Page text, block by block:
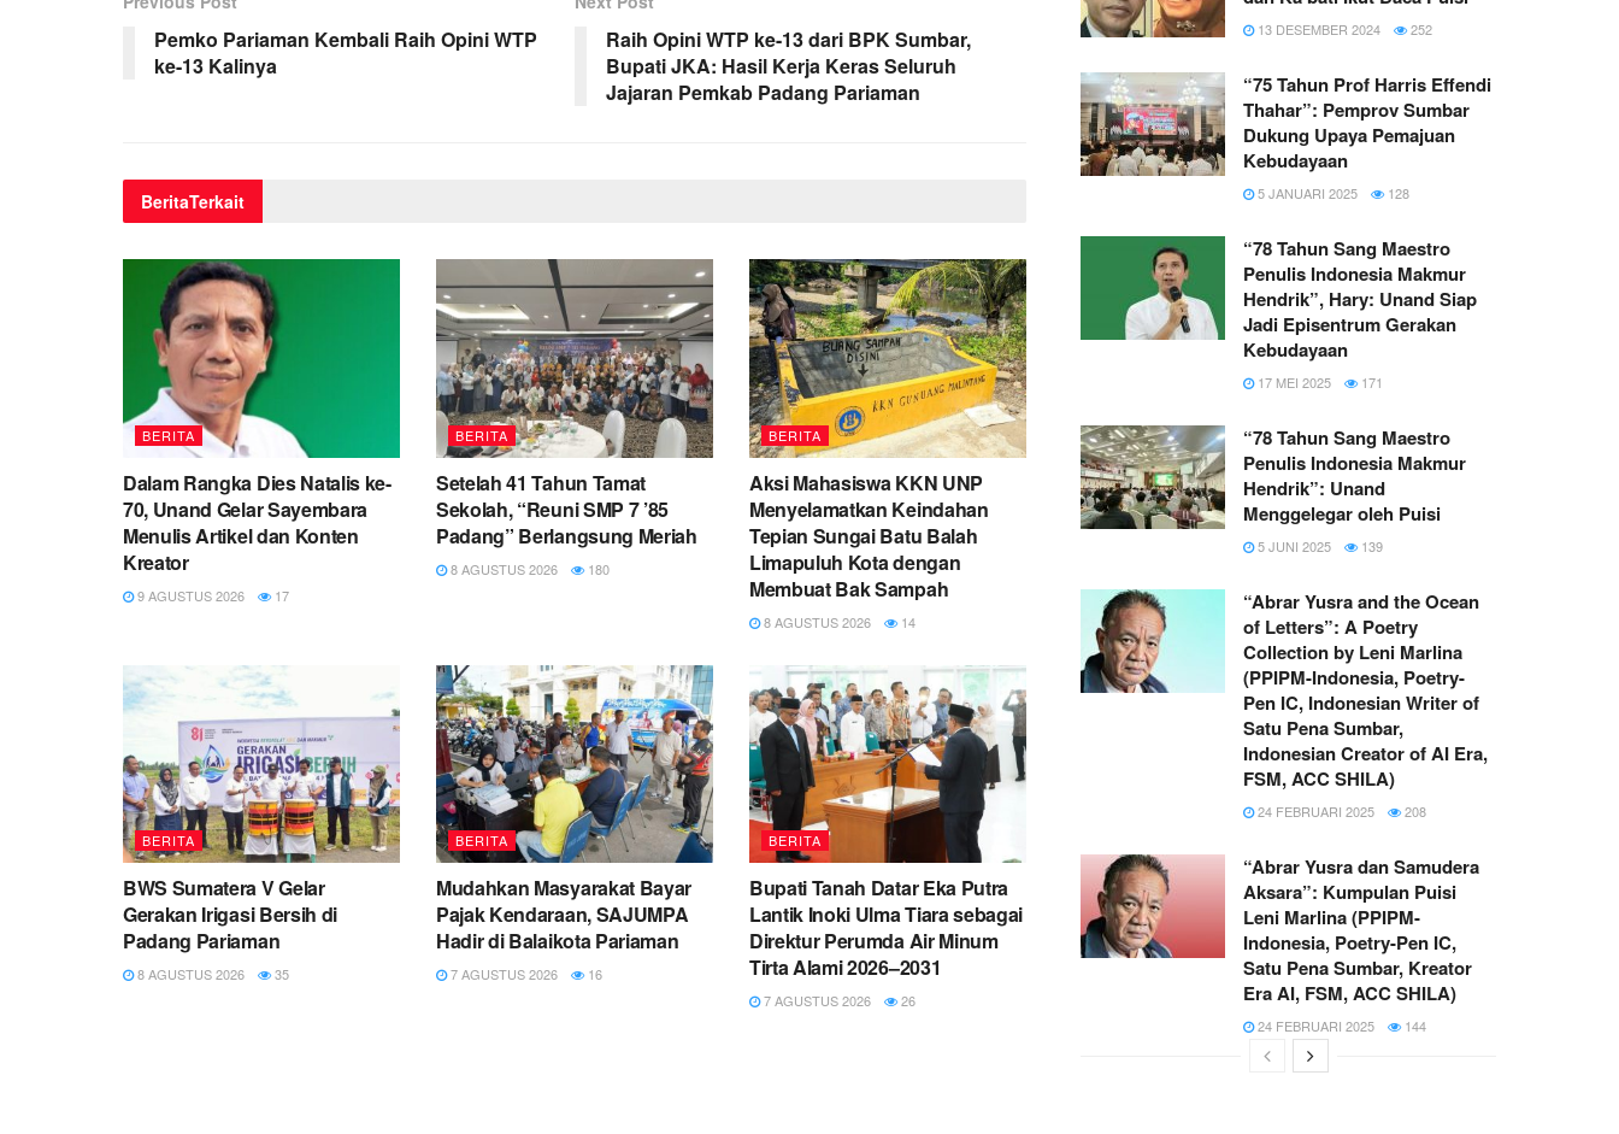
Pemko Pariaman Kembali Raih Opini WTP
ke-13 Kalinya
Raih Opini WTP ke-13 dari BPK Sumbar,
Bupati JKA: Hasil Kerja Keras Seluruh
Jajaran Pemkab Padang Pariaman
BeritaTerkait
BERITA
Dalam Rangka Dies Natalis ke-
70, Unand Gelar Sayembara
Menulis Artikel dan Konten
Kreator
9 AGUSTUS 2026 17
BERITA
Setelah 41 Tahun Tamat
Sekolah, “Reuni SMP 7 ’85
Padang” Berlangsung Meriah
8 AGUSTUS 2026 180
BERITA
Aksi Mahasiswa KKN UNP
Menyelamatkan Keindahan
Tepian Sungai Batu Balah
Limapuluh Kota dengan
Membuat Bak Sampah
8 AGUSTUS 2026 14
BERITA
BWS Sumatera V Gelar
Gerakan Irigasi Bersih di
Padang Pariaman
8 AGUSTUS 2026 35
BERITA
Mudahkan Masyarakat Bayar
Pajak Kendaraan, SAJUMPA
Hadir di Balaikota Pariaman
7 AGUSTUS 2026 16
BERITA
Bupati Tanah Datar Eka Putra
Lantik Inoki Ulma Tiara sebagai
Direktur Perumda Air Minum
Tirta Alami 2026–2031
7 AGUSTUS 2026 26
13 DESEMBER 2024 252
“75 Tahun Prof Harris Effendi
Thahar”: Pemprov Sumbar
Dukung Upaya Pemajuan
Kebudayaan
5 JANUARI 2025 128
“78 Tahun Sang Maestro
Penulis Indonesia Makmur
Hendrik”, Hary: Unand Siap
Jadi Episentrum Gerakan
Kebudayaan
17 MEI 2025 171
“78 Tahun Sang Maestro
Penulis Indonesia Makmur
Hendrik”: Unand
Menggelegar oleh Puisi
5 JUNI 2025 139
“Abrar Yusra and the Ocean
of Letters”: A Poetry
Collection by Leni Marlina
(PPIPM-Indonesia, Poetry-
Pen IC, Indonesian Writer of
Satu Pena Sumbar,
Indonesian Creator of AI Era,
FSM, ACC SHILA)
24 FEBRUARI 2025 208
“Abrar Yusra dan Samudera
Aksara”: Kumpulan Puisi
Leni Marlina (PPIPM-
Indonesia, Poetry-Pen IC,
Satu Pena Sumbar, Kreator
Era AI, FSM, ACC SHILA)
24 FEBRUARI 2025 144